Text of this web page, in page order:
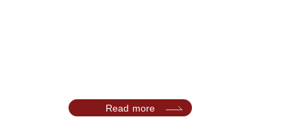
Read more